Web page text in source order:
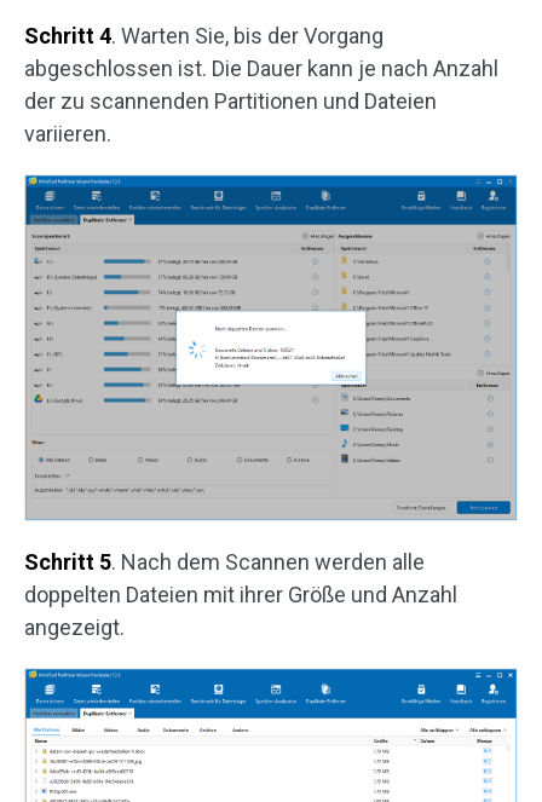
Schritt 4. Warten Sie, bis der Vorgang
abgeschlossen ist. Die Dauer kann je nach Anzahl
der zu scannenden Partitionen und Dateien
variieren.
Schritt 5. Nach dem Scannen werden alle
doppelten Dateien mit ihrer Größe und Anzahl
angezeigt.